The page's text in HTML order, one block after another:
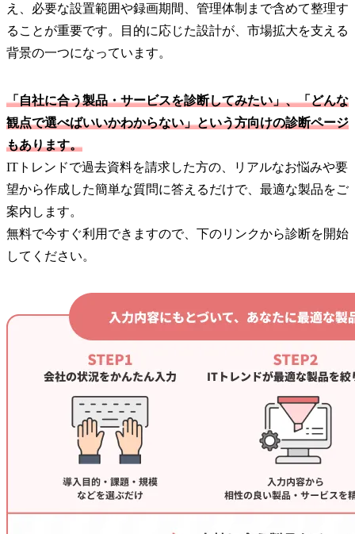
え、必要な設置範囲や録画期間、管理体制まで含めて整理す
ることが重要です。目的に応じた設計が、市場拡大を支える
背景の一つになっています。
「自社に合う製品・サービスを診断してみたい」、「どんな
観点で選べばいいかわからない」という方向けの診断ページ
もあります。
ITトレンドで過去資料を請求した方の、リアルなお悩みや要
望から作成した簡単な質問に答えるだけで、最適な製品をご
案内します。
無料で今すぐ利用できますので、下のリンクから診断を開始
してください。